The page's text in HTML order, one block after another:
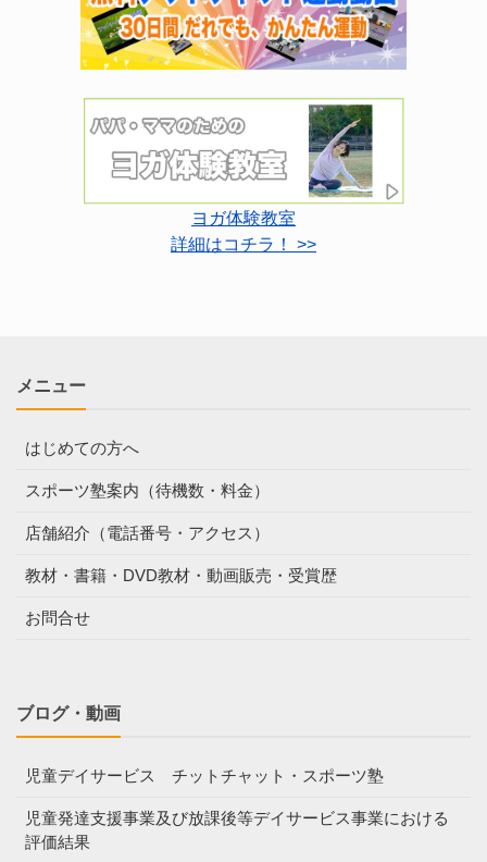
ヨガ体験教室
詳細はコチラ！ >>
メニュー
はじめての方へ
スポーツ塾案内（待機数・料金）
店舗紹介（電話番号・アクセス）
教材・書籍・DVD教材・動画販売・受賞歴
お問合せ
ブログ・動画
児童デイサービス チットチャット・スポーツ塾
児童発達支援事業及び放課後等デイサービス事業における
評価結果